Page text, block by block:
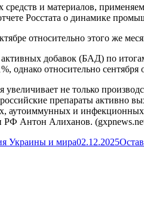
средств и материалов,
Росстата о динамике
относительно этого же
добавок (БАД) по
однако относительно
не только
препараты активно
аутоиммунных и инфекционных
РФ Антон Алиханов.
Украины и мира02.12.2025